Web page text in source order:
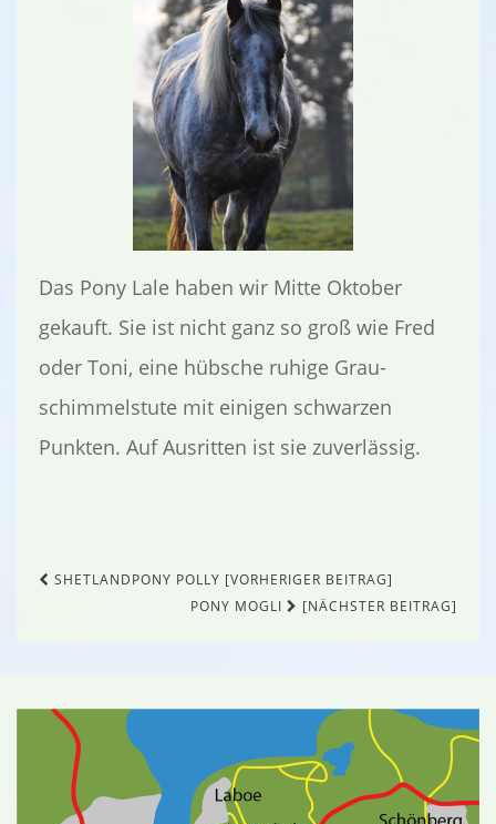
Das Pony Lale haben wir Mitte Oktober
gekauft. Sie ist nicht ganz so groß wie Fred
oder Toni, eine hübsche ruhige Grau-
schimmelstute mit einigen schwarzen
Punkten. Auf Ausritten ist sie zuverlässig.
Beitragsnavigation
SHETLANDPONY POLLY [VORHERIGER BEITRAG]
PONY MOGLI
[NÄCHSTER BEITRAG]